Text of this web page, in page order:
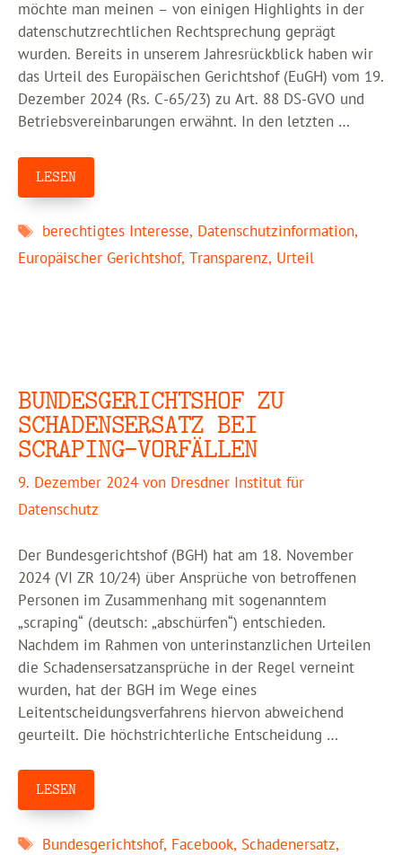
möchte man meinen – von einigen Highlights in der
datenschutzrechtlichen Rechtsprechung geprägt
wurden. Bereits in unserem Jahresrückblick haben wir
das Urteil des Europäischen Gerichtshof (EuGH) vom 19.
Dezember 2024 (Rs. C-65/23) zu Art. 88 DS-GVO und
Betriebsvereinbarungen erwähnt. In den letzten …
LESEN
Schlagwörter
berechtigtes Interesse, Datenschutzinformation,
Europäischer Gerichtshof, Transparenz, Urteil
BUNDESGERICHTSHOF ZU
SCHADENSERSATZ BEI
SCRAPING-VORFÄLLEN
9. Dezember 2024 von Dresdner Institut für
Datenschutz
Der Bundesgerichtshof (BGH) hat am 18. November
2024 (VI ZR 10/24) über Ansprüche von betroffenen
Personen im Zusammenhang mit sogenanntem
„scraping“ (deutsch: „abschürfen“) entschieden.
Nachdem im Rahmen von unterinstanzlichen Urteilen
die Schadensersatzansprüche in der Regel verneint
wurden, hat der BGH im Wege eines
Leitentscheidungsverfahrens hiervon abweichend
geurteilt. Die höchstrichterliche Entscheidung …
LESEN
Schlagwörter
Bundesgerichtshof, Facebook, Schadenersatz,